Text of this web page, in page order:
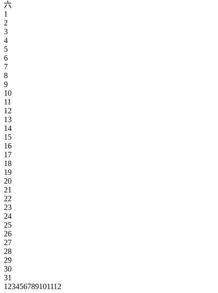
六
1
2
3
4
5
6
7
8
9
10
11
12
13
14
15
16
17
18
19
20
21
22
23
24
25
26
27
28
29
30
31
1 23456789101112